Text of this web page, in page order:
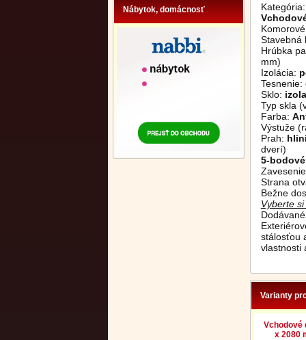
Nábytok, domácnosť
Stavebná
Hrúbka
mm)
Izolácia:
Tesnenie:
Sklo:
Typ skla
Farba:
Výstuže
Prah:
dverí)
5-
Strana
Bežne
Vyberte
stálosťou
vlastnosti
Varianty
Vchodové
x 2080